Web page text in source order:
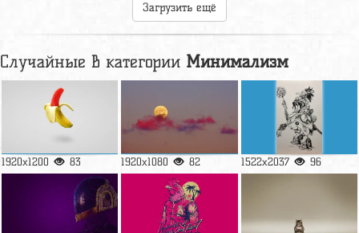
Загрузить ещё
Случайные в категории Минимализм
1920x1200 83 1920x1080 82 1522x2037 96